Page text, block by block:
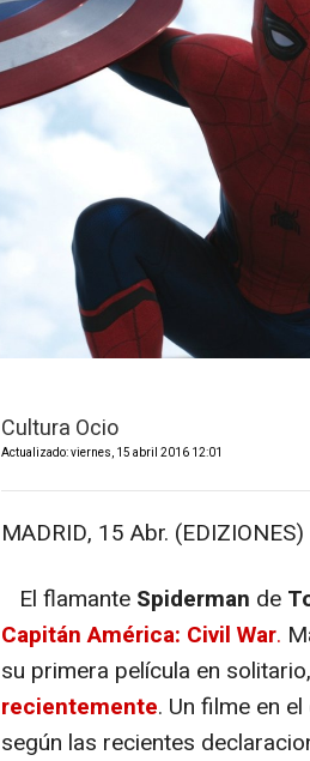
Cultura Ocio
Actualizado: viernes, 15 abril 2016 12:01
MADRID, 15 Abr. (EDIZIONES)
El flamante Spiderman de
Capitán América: Civil War.
su primera película en
recientemente. Un filme en
según las recientes